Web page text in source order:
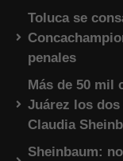
Toluca se
penales
Más de 50 mil
Juárez los
Claudia
Sheinbaum: